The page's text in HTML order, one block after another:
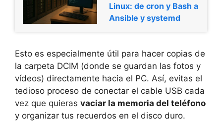
Linux: de cron y Bash a
Ansible y systemd
Esto es especialmente útil para hacer copias de
la carpeta DCIM (donde se guardan las fotos y
vídeos) directamente hacia el PC. Así, evitas el
tedioso proceso de conectar el cable USB cada
vez que quieras vaciar la memoria del teléfono
y organizar tus recuerdos en el disco duro.